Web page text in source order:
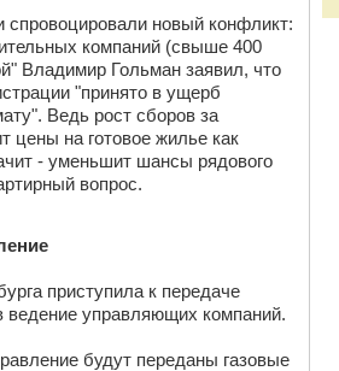
спровоцировали новый конфликт:
компаний (свыше 400
Владимир Гольман заявил, что
"принято в ущерб
Ведь рост сборов за
цены на готовое жилье как
- уменьшит шансы рядового
вопрос.
приступила к передаче
ведение управляющих компаний.
будут переданы газовые